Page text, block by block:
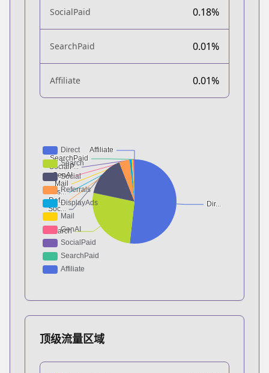
SocialPaid 0.18%
SearchPaid 0.01%
Affiliate 0.01%
顶级流量区域